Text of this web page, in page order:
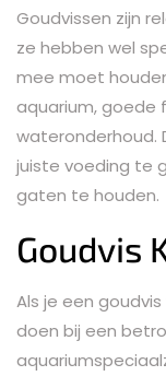
Goudvissen zijn
ze hebben wel
mee moet
aquarium, goede
wateronderhoud.
juiste voeding te
gaten te houden.
Goudvis
Als je een
doen bij een